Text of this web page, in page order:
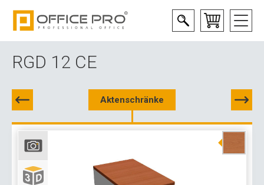
RGD 12 CE
Aktenschränke